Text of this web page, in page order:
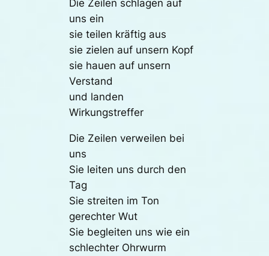
Die Zeilen schlagen auf
uns ein
sie teilen kräftig aus
sie zielen auf unsern Kopf
sie hauen auf unsern
Verstand
und landen
Wirkungstreffer
Die Zeilen verweilen bei
uns
Sie leiten uns durch den
Tag
Sie streiten im Ton
gerechter Wut
Sie begleiten uns wie ein
schlechter Ohrwurm